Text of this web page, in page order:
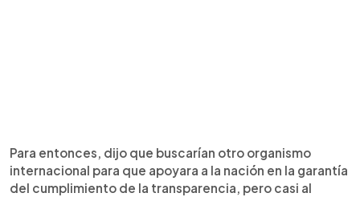
Para entonces, dijo que buscarían otro organismo
internacional para que apoyara a la nación en la garantía
del cumplimiento de la transparencia, pero casi al